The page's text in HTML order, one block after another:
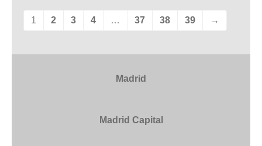
1 2 3 4 … 37 38 39 →
Madrid
Madrid Capital